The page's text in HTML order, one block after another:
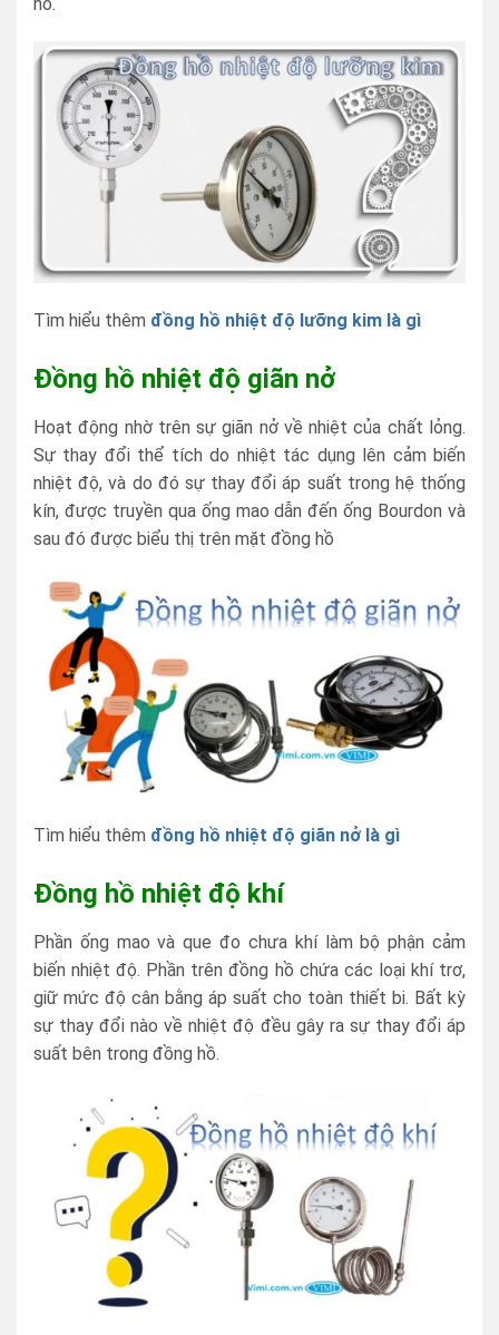
Tìm hiểu thêm đồng hồ nhiệt độ lưỡng kim là gì
Đồng hồ nhiệt độ giãn nở
Hoạt động nhờ trên sự giãn nở về nhiệt của chất lỏng.
Sự thay đổi thể tích do nhiệt tác dụng lên cảm biến
nhiệt độ, và do đó sự thay đổi áp suất trong hệ thống
kín, được truyền qua ống mao dẫn đến ống Bourdon và
sau đó được biểu thị trên mặt đồng hồ
Tìm hiểu thêm đồng hồ nhiệt độ giãn nở là gì
Đồng hồ nhiệt độ khí
Phần ống mao và que đo chưa khí làm bộ phận cảm
biến nhiệt độ. Phần trên đồng hồ chứa các loại khí trơ,
giữ mức độ cân bằng áp suất cho toàn thiết bi. Bất kỳ
sự thay đổi nào về nhiệt độ đều gây ra sự thay đổi áp
suất bên trong đồng hồ.